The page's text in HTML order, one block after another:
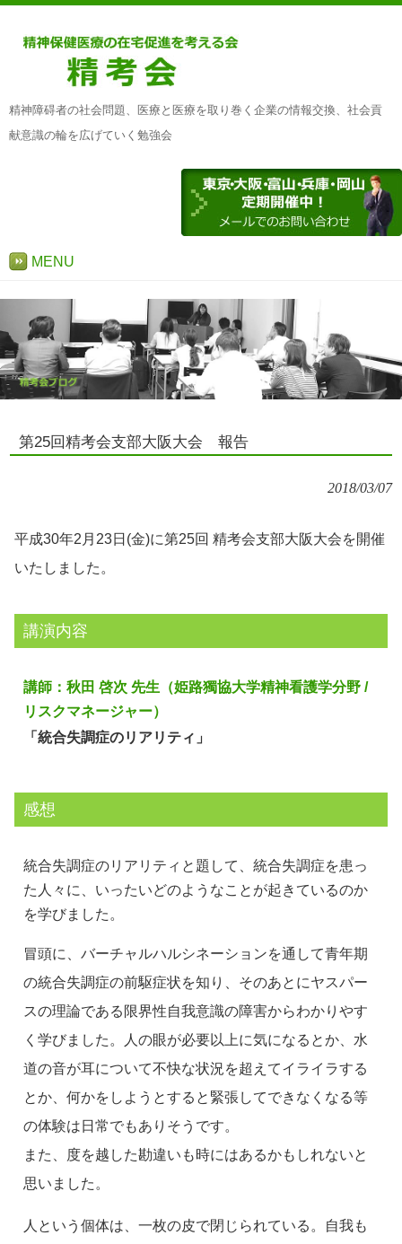
精神障碍者の社会問題、医療と医療を取り巻く企業の情報交換、社会貢
献意識の輪を広げていく勉強会
MENU
第25回精考会支部大阪大会 報告
2018/03/07
平成30年2月23日(金)に第25回 精考会支部大阪大会を開催
いたしました。
講演内容
講師：秋田 啓次 先生（姫路獨協大学精神看護学分野 /
リスクマネージャー）
「統合失調症のリアリティ」
感想
統合失調症のリアリティと題して、統合失調症を患っ
た人々に、いったいどのようなことが起きているのか
を学びました。
冒頭に、バーチャルハルシネーションを通して青年期
の統合失調症の前駆症状を知り、そのあとにヤスパー
スの理論である限界性自我意識の障害からわかりやす
く学びました。人の眼が必要以上に気になるとか、水
道の音が耳について不快な状況を超えてイライラする
とか、何かをしようとすると緊張してできなくなる等
の体験は日常でもありそうです。
また、度を越した勘違いも時にはあるかもしれないと
思いました。
人という個体は、一枚の皮で閉じられている。自我も